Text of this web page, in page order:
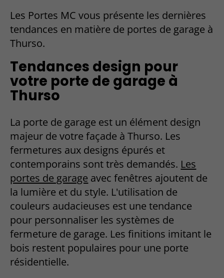
Les Portes MC vous présente les dernières
tendances en matière de portes de garage à
Thurso.
Tendances design pour
votre porte de garage à
Thurso
La porte de garage est un élément design
majeur de votre façade à Thurso. Les
fermetures aux designs épurés et
contemporains sont très demandés. Les
portes de garage avec fenêtres ajoutent de
la lumière et du style. L'utilisation de
couleurs audacieuses est une tendance
pour personnaliser les systèmes de
fermeture de garage. Les finitions imitant le
bois restent populaires pour une porte
résidentielle.